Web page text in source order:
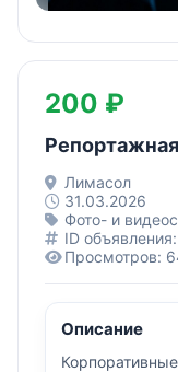
200 ₽
Лимасол
31.03.2026
Фото- и
ID
Просмотров:
Описание